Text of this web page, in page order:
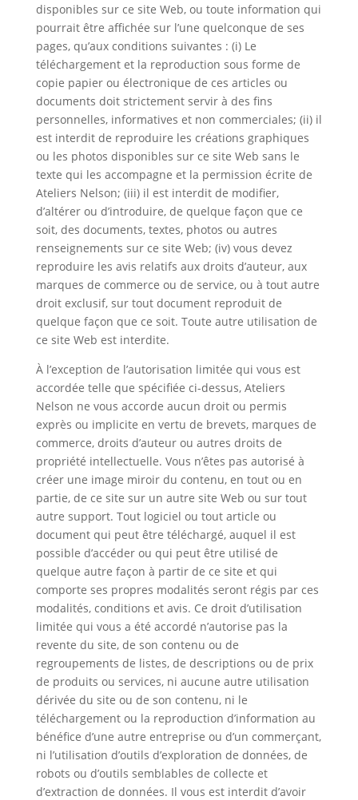
disponibles sur ce site Web, ou toute information qui
pourrait être affichée sur l’une quelconque de ses
pages, qu’aux conditions suivantes : (i) Le
téléchargement et la reproduction sous forme de
copie papier ou électronique de ces articles ou
documents doit strictement servir à des fins
personnelles, informatives et non commerciales; (ii) il
est interdit de reproduire les créations graphiques
ou les photos disponibles sur ce site Web sans le
texte qui les accompagne et la permission écrite de
Ateliers Nelson; (iii) il est interdit de modifier,
d’altérer ou d’introduire, de quelque façon que ce
soit, des documents, textes, photos ou autres
renseignements sur ce site Web; (iv) vous devez
reproduire les avis relatifs aux droits d’auteur, aux
marques de commerce ou de service, ou à tout autre
droit exclusif, sur tout document reproduit de
quelque façon que ce soit. Toute autre utilisation de
ce site Web est interdite.
À l’exception de l’autorisation limitée qui vous est
accordée telle que spécifiée ci-dessus, Ateliers
Nelson ne vous accorde aucun droit ou permis
exprès ou implicite en vertu de brevets, marques de
commerce, droits d’auteur ou autres droits de
propriété intellectuelle. Vous n’êtes pas autorisé à
créer une image miroir du contenu, en tout ou en
partie, de ce site sur un autre site Web ou sur tout
autre support. Tout logiciel ou tout article ou
document qui peut être téléchargé, auquel il est
possible d’accéder ou qui peut être utilisé de
quelque autre façon à partir de ce site et qui
comporte ses propres modalités seront régis par ces
modalités, conditions et avis. Ce droit d’utilisation
limitée qui vous a été accordé n’autorise pas la
revente du site, de son contenu ou de
regroupements de listes, de descriptions ou de prix
de produits ou services, ni aucune autre utilisation
dérivée du site ou de son contenu, ni le
téléchargement ou la reproduction d’information au
bénéfice d’une autre entreprise ou d’un commerçant,
ni l’utilisation d’outils d’exploration de données, de
robots ou d’outils semblables de collecte et
d’extraction de données. Il vous est interdit d’avoir